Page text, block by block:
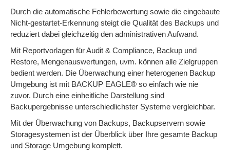
Durch die automatische Fehlerbewertung sowie die eingebaute
Nicht-gestartet-Erkennung steigt die Qualität des Backups und
reduziert dabei gleichzeitig den administrativen Aufwand.
Mit Reportvorlagen für Audit & Compliance, Backup und
Restore, Mengenauswertungen, uvm. können alle Zielgruppen
bedient werden. Die Überwachung einer heterogenen Backup
Umgebung ist mit BACKUP EAGLE® so einfach wie nie
zuvor. Durch eine einheitliche Darstellung sind
Backupergebnisse unterschiedlichster Systeme vergleichbar.
Mit der Überwachung von Backups, Backupservern sowie
Storagesystemen ist der Überblick über Ihre gesamte Backup
und Storage Umgebung komplett.